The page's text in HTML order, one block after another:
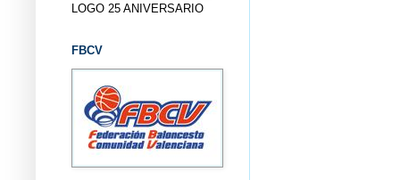
LOGO 25 ANIVERSARIO
FBCV